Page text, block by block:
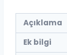
Açıklama
Ek bilgi